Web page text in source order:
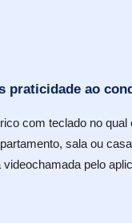
praticidade ao
com teclado no qual
sala ou
pelo